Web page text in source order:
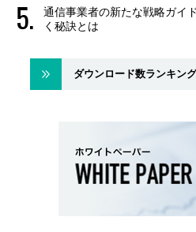
通信事業者の新たな戦略ガ
く秘訣とは
ダウンロード数ランキン